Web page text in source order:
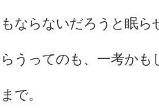
ならないだろうと眠ら
うってのも、一考かも
で。